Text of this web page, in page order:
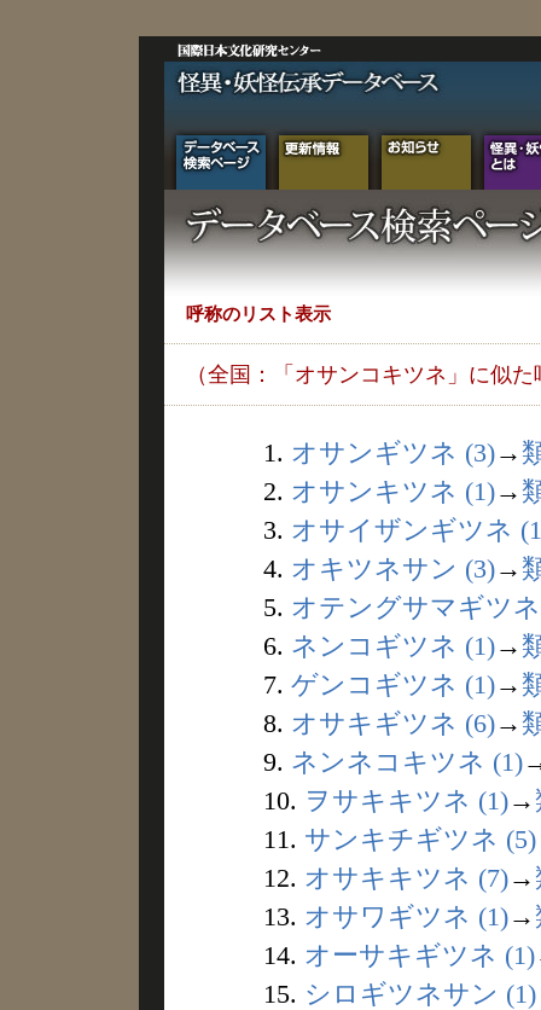
呼称のリスト表示
（全国：「オサンコキツネ」に似た
1. オサンギツネ (3)→
2. オサンキツネ (1)→
3. オサイザンギツネ
4. オキツネサン (3)→
5. オテングサマギツ
6. ネンコギツネ (1)→
7. ゲンコギツネ (1)→
8. オサキギツネ (6)→
9. ネンネコキツネ (1)
10. ヲサキキツネ (1)→
11. サンキチギツネ (5)
12. オサキキツネ (7)→
13. オサワギツネ (1)→
14. オーサキギツネ (1)
15. シロギツネサン (1)